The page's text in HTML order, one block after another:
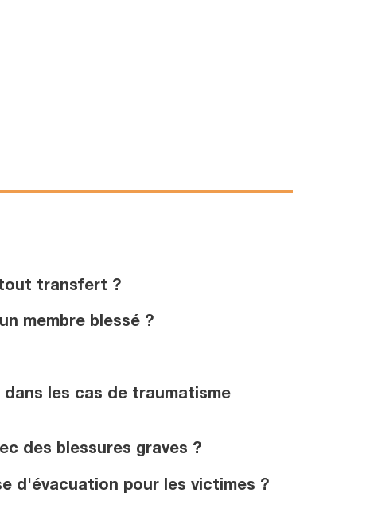
tout transfert ?
membre blessé ?
les cas de traumatisme
des blessures graves ?
d'évacuation pour les victimes ?